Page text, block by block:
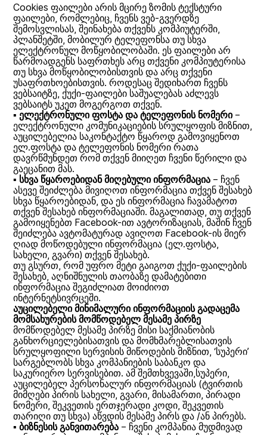
Cookies ფაილები არის მცირე ზომის ტექსტური
ფაილები, რომლებიც, ჩვენს ვებ-გვერდზე
შემოსვლისას, შეინახება თქვენს კომპიუტერში,
პლანშეტში, მობილურ ტელეფონსა თუ სხვა
ელექტრონულ მოწყობილობაში. ეს ფაილები არ
წარმოადგენს საფრთხეს არც თქვენი კომპიუტერისა
თუ სხვა მოწყობილობისთვის და არც თქვენი
უსაფრთხოებისთვის. როდესაც შედიხართ ჩვენს
ვებსაიტზე, ქუქი-ფაილები საშუალებას აძლევს
ვებსაიტს უკეთ მოგერგოთ თქვენ.
▪ელექტრონული ფოსტა და ტელეფონის ნომერი–
ელექტრონული კომუნიკაციების სრულყოფის მიზნით,
აუცილებელია საკონტაქტო წყაროდ გამოვიყენოთ
ელ.ფოსტა და ტელეფონის ნომერი რათა
დავრწმუნდეთ რომ თქვენ მიიღეთ ჩვენი წერილი და
გაეცანით მას.
▪ სხვა წყაროებიდან მიღებული ინფორმაცია – ჩვენ
ასევე შეიძლება მივიღოთ ინფორმაცია თქვენ შესახებ
სხვა წყაროებიდან, და ეს ინფორმაცია ჩავამატოთ
თქვენ შესახებ ინფორმაციაში. მაგალითად, თუ თქვენ
გამოიყენებთ Facebook-ით ავტორიზაციას, მაშინ ჩვენ
შეიძლება ავტომატურად ავიღოთ Facebook-ის მიერ
ღიად მოწოდებული ინფორმაცია (ელ.ფოსტა,
სახელი, გვარი) თქვენ შესახებ.
თუ გსურთ, რომ უფრო მეტი გაიგოთ ქუქი-ფაილების
შესახებ, აღნიშნულის თაობაზე დამატებითი
ინფორმაცია შეგიძლიათ მოიძიოთ
ინტერნეტსივრცეში.
აუცილებელი მინიმალური ინფორმაციის გადაცემა
მომსახურების მომწოდებელ მესამე პირზე
მომწოდებელ მესამე პირზე მისი საქმიანობის
განხორციელებისათვის და მომხმარებლისათვის
სრულყოფილი სერვისის მიწოდების მიზნით, ‘სუპერი’
სარგებლობს სხვა კომპანიების საბანკო და
საკურიერო სერვისებით. ამ შემთხვევაში,სუპერი,
აუცილებელ პერსონალურ ინფორმაციას (ტვირთის
მიმღები პირის სახელი, გვარი, მისამართი, პირადი
ნომერი, შეკვეთის ერთჯერადი კოდი, შეკვეთის
თარიღი თუ სხვა) აწვდის მესამე პირს და /ან პირებს.
▪ბიზნესის განვითარება – ჩვენი კომპანია მუდმივად